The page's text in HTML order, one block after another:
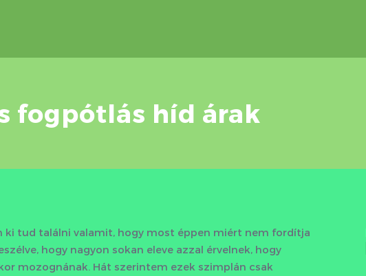
fogpótlás híd árak
ki tud találni valamit, hogy most éppen miért nem fordítja
hogy nagyon sokan eleve azzal érvelnek, hogy
mozognának. Hát szerintem ezek szimplán csak